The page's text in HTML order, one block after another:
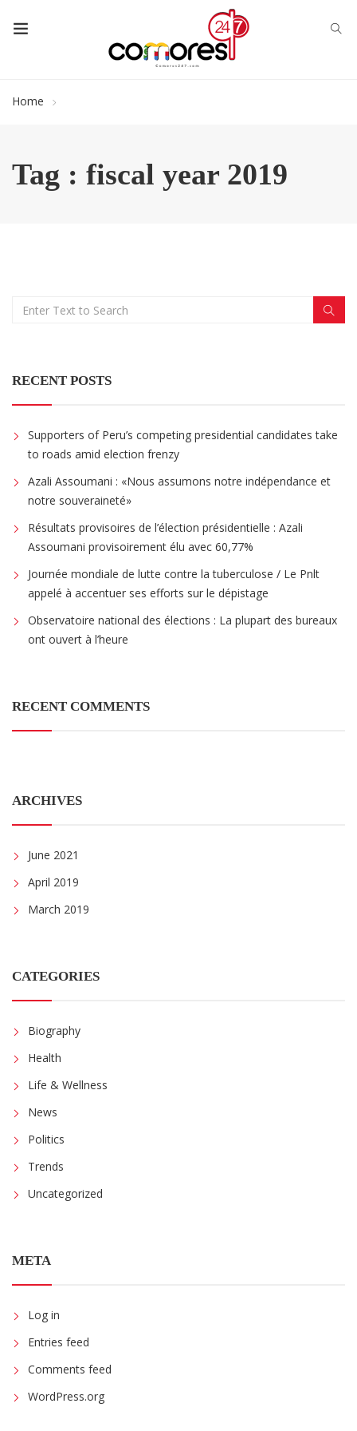
Home
Tag : fiscal year 2019
RECENT POSTS
Supporters of Peru’s competing presidential candidates take
to roads amid election frenzy
Azali Assoumani : «Nous assumons notre indépendance et
notre souveraineté»
Résultats provisoires de l’élection présidentielle : Azali
Assoumani provisoirement élu avec 60,77%
Journée mondiale de lutte contre la tuberculose / Le Pnlt
appelé à accentuer ses efforts sur le dépistage
Observatoire national des élections : La plupart des bureaux
ont ouvert à l’heure
RECENT COMMENTS
ARCHIVES
June 2021
April 2019
March 2019
CATEGORIES
Biography
Health
Life & Wellness
News
Politics
Trends
Uncategorized
META
Log in
Entries feed
Comments feed
WordPress.org